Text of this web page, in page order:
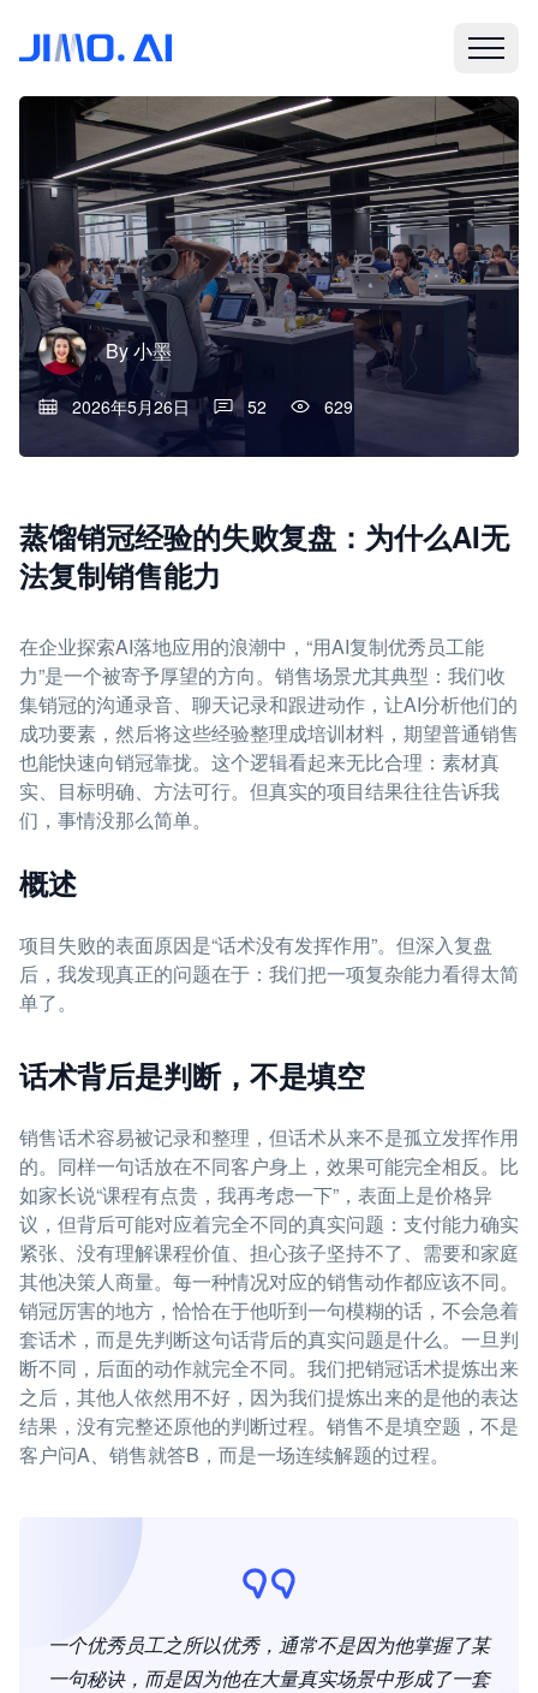
By小墨
2026年5月26日 52 629
蒸馏销冠经验的失败复盘：为什么AI无
法复制销售能力
在企业探索AI落地应用的浪潮中，“用AI复制优秀员工能
力”是一个被寄予厚望的方向。销售场景尤其典型：我们收
集销冠的沟通录音、聊天记录和跟进动作，让AI分析他们的
成功要素，然后将这些经验整理成培训材料，期望普通销售
也能快速向销冠靠拢。这个逻辑看起来无比合理：素材真
实、目标明确、方法可行。但真实的项目结果往往告诉我
们，事情没那么简单。
概述
项目失败的表面原因是“话术没有发挥作用”。但深入复盘
后，我发现真正的问题在于：我们把一项复杂能力看得太简
单了。
话术背后是判断，不是填空
销售话术容易被记录和整理，但话术从来不是孤立发挥作用
的。同样一句话放在不同客户身上，效果可能完全相反。比
如家长说“课程有点贵，我再考虑一下”，表面上是价格异
议，但背后可能对应着完全不同的真实问题：支付能力确实
紧张、没有理解课程价值、担心孩子坚持不了、需要和家庭
其他决策人商量。每一种情况对应的销售动作都应该不同。
销冠厉害的地方，恰恰在于他听到一句模糊的话，不会急着
套话术，而是先判断这句话背后的真实问题是什么。一旦判
断不同，后面的动作就完全不同。我们把销冠话术提炼出来
之后，其他人依然用不好，因为我们提炼出来的是他的表达
结果，没有完整还原他的判断过程。销售不是填空题，不是
客户问A、销售就答B，而是一场连续解题的过程。
一个优秀员工之所以优秀，通常不是因为他掌握了某
一句秘诀，而是因为他在大量真实场景中形成了一套